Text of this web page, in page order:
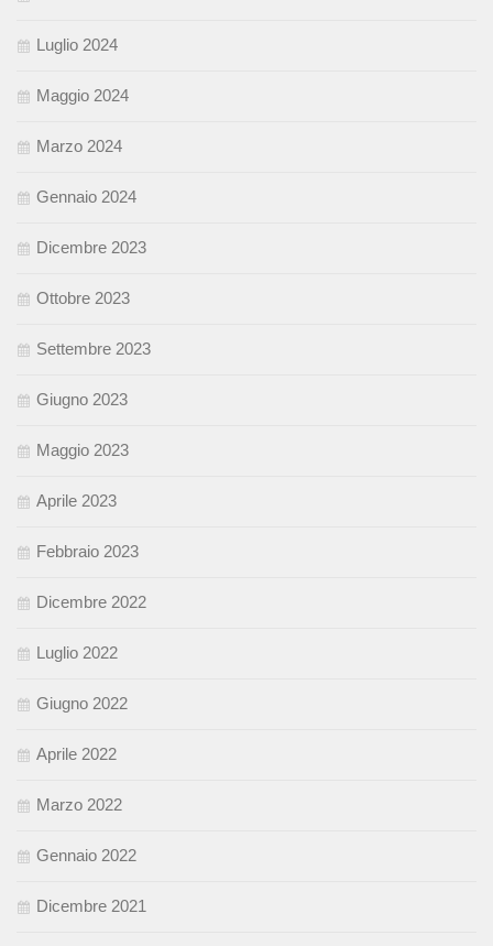
Luglio 2024
Maggio 2024
Marzo 2024
Gennaio 2024
Dicembre 2023
Ottobre 2023
Settembre 2023
Giugno 2023
Maggio 2023
Aprile 2023
Febbraio 2023
Dicembre 2022
Luglio 2022
Giugno 2022
Aprile 2022
Marzo 2022
Gennaio 2022
Dicembre 2021